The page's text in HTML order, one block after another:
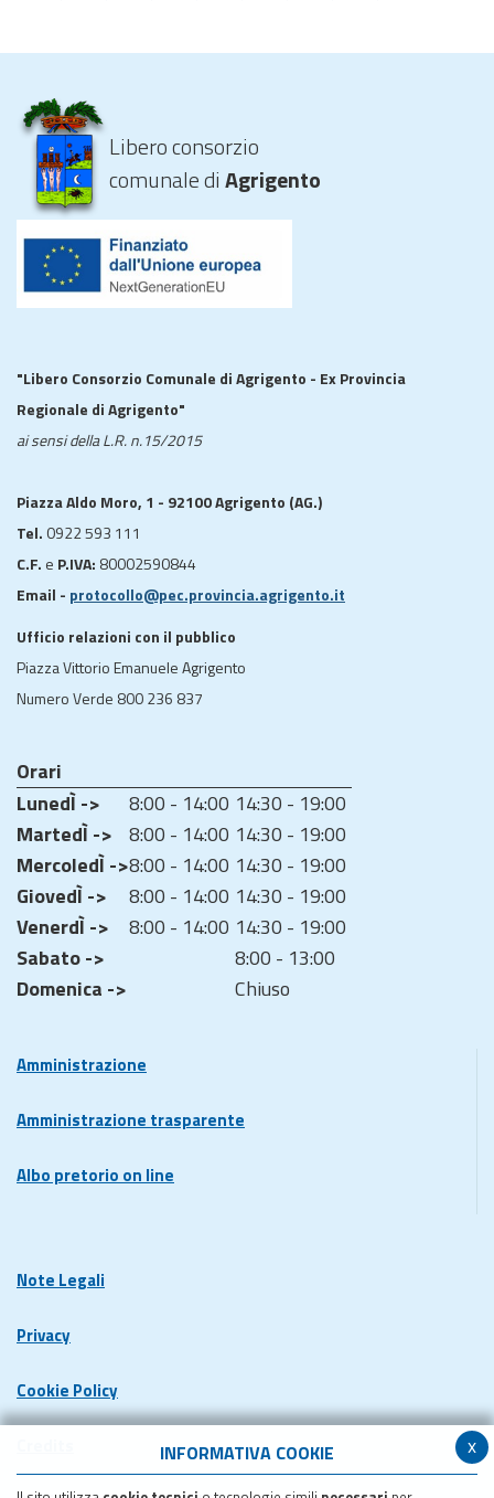
x
INFORMATIVA COOKIE
Libero consorzio
comunale diAgrigento
"Libero Consorzio Comunale di Agrigento - Ex Provincia
Regionale di Agrigento"
ai sensi della L.R. n.15/2015
Piazza Aldo Moro, 1 - 92100 Agrigento (AG.)
Tel. 0922 593 111
C.F. e P.IVA: 80002590844
Email - protocollo@pec.provincia.agrigento.it
Ufficio relazioni con il pubblico
Piazza Vittorio Emanuele Agrigento
Numero Verde 800 236 837
Orari
LunedÌ ->
8:00 - 14:00 14:30 - 19:00
MartedÌ -> 8:00 - 14:00 14:30 - 19:00
MercoledÌ ->8:00 - 14:00 14:30 - 19:00
GiovedÌ ->
8:00 - 14:00 14:30 - 19:00
VenerdÌ ->
8:00 - 14:00 14:30 - 19:00
Sabato ->
8:00 - 13:00
Domenica ->
Chiuso
Amministrazione
Amministrazione trasparente
Albo pretorio on line
Note Legali
Privacy
Cookie Policy